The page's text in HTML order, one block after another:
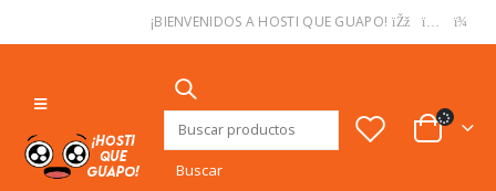
¡BIENVENIDOS A HOSTI QUE GUAPO!
Buscar: